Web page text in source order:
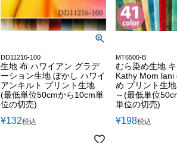
DD11216-100
生地 布 ハワイアン グラデ
ーション生地 ぼかし ハワイ
アンキルト プリント生地
(最低単位50cmから10cm単
位の切売)
¥132税込
MT6500-B
むら染め生地
Kathy Mom lani
め プリント生
～(最低単位
単位の切売)
¥198税込